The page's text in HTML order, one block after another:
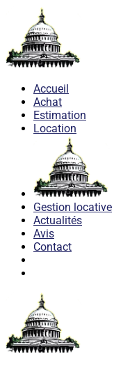
Accueil
Achat
Estimation
Location
Gestion locative
Actualités
Avis
Contact